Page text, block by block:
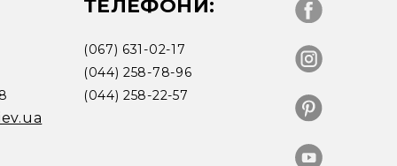
ТЕЛЕФОНИ:
(067) 631-02-17
(044) 258-78-96
(044) 258-22-57